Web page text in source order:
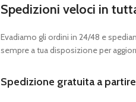
Spedizioni veloci in
Evadiamo gli ordini in 24/48 e
sempre a tua disposizione per
Spedizione gratuita a